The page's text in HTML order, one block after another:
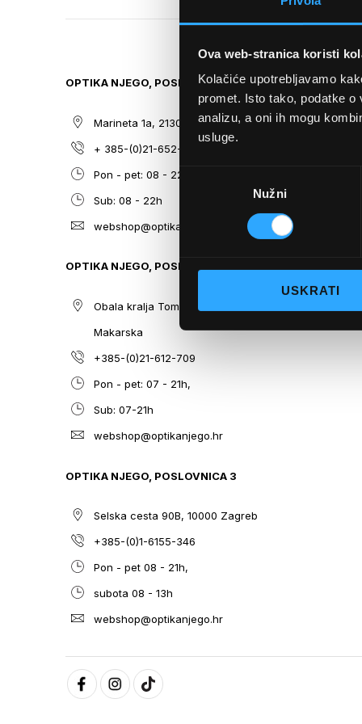
Ova web-stranica koristi
Kolačiće upotrebljavamo
promet. Isto tako, podatke
analizu, a oni ih mogu
usluge.
Odabir
Nužni
USKRATI
THE
THE
GALLERY
OPTIKA NJEGO, POSLOVNICA 1
Marineta 1a, 21300 Makarska
+ 385-(0)21-652-102
Pon - pet: 08 - 22h,
Sub: 08 - 22h
webshop@optikanjego.hr
OPTIKA NJEGO, POSLOVNICA 2
Obala kralja Tomislava 14, 21300
Makarska
+385-(0)21-612-709
Pon - pet: 07 - 21h,
Sub: 07-21h
webshop@optikanjego.hr
OPTIKA NJEGO, POSLOVNICA 3
Selska cesta 90B, 10000 Zagreb
+385-(0)1-6155-346
Pon - pet 08 - 21h,
subota 08 - 13h
webshop@optikanjego.hr
SITEMAP
O nama
Optika